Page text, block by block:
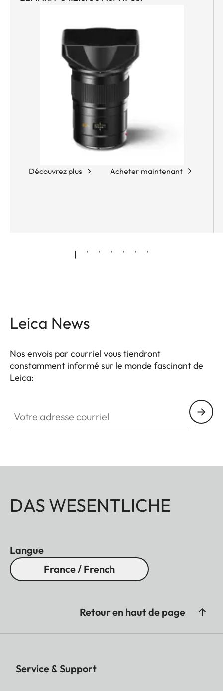
Découvrez plus Acheter maintenant
Leica News
Nos envois par courriel vous tiendront
constamment informé sur le monde fascinant de
Leica:
DAS WESENTLICHE
Langue
France / French
Retour en haut de page
Service & Support